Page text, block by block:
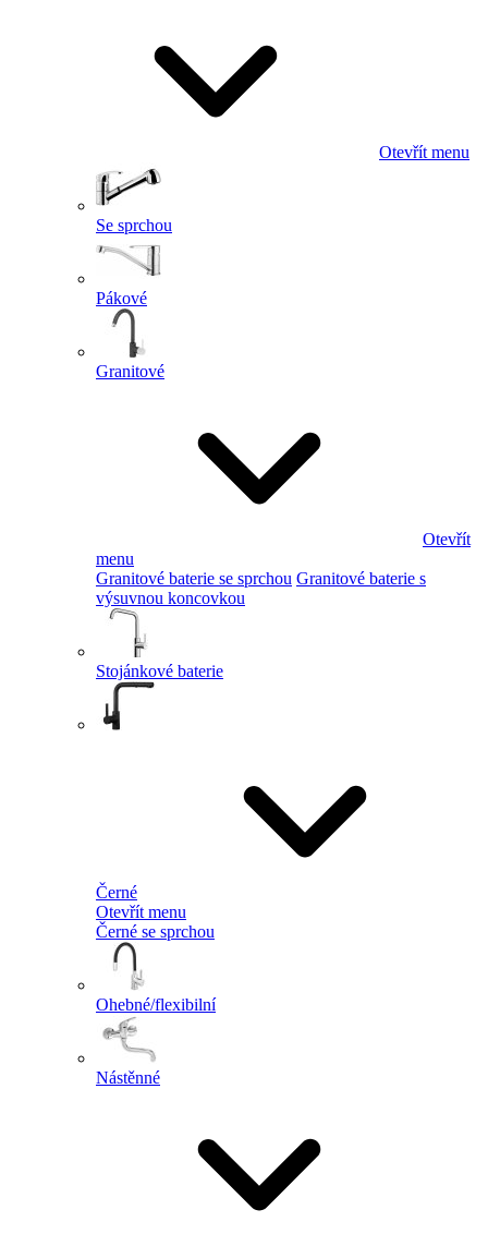
Otevřít menu
Se sprchou
Pákové
Granitové
Otevřít
menu
Granitové baterie se sprchou Granitové baterie s
výsuvnou koncovkou
Stojánkové baterie
Černé
Otevřít menu
Černé se sprchou
Ohebné/flexibilní
Nástěnné